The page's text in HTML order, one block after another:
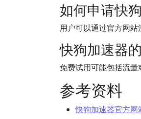
如何申请快
用户可以通过官方网站
快狗加速器
免费试用可能包括流量
参考资料
快狗加速器官方网